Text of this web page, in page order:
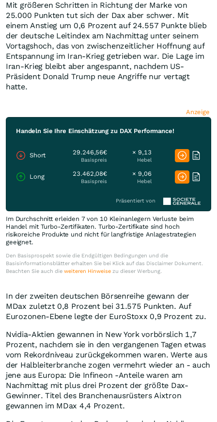
Mit größeren Schritten in Richtung der Marke von
25.000 Punkten tut sich der Dax aber schwer. Mit
einem Anstieg um 0,6 Prozent auf 24.557 Punkte blieb
der deutsche Leitindex am Nachmittag unter seinem
Vortagshoch, das von zwischenzeitlicher Hoffnung auf
Entspannung im Iran-Krieg getrieben war. Die Lage im
Iran-Krieg bleibt aber angespannt, nachdem US-
Präsident Donald Trump neue Angriffe nur vertagt
hatte.
Anzeige
Handeln Sie Ihre Einschätzung zu DAX Performance!
Short 29.246,56€
Basispreis
× 9,13
Hebel
Long 23.462,08€
Basispreis
× 9,06
Hebel
Präsentiert von
Im Durchschnitt erleiden 7 von 10 Kleinanlegern Verluste beim
Handel mit Turbo-Zertifikaten. Turbo-Zertifikate sind hoch
risikoreiche Produkte und nicht für langfristige Anlagestrategien
geeignet.
Den Basisprospekt sowie die Endgültigen Bedingungen und die
Basisinformationsblätter erhalten Sie bei Klick auf das Disclaimer Dokument.
Beachten Sie auch die weiteren Hinweise zu dieser Werbung.
In der zweiten deutschen Börsenreihe gewann der
MDax zuletzt 0,8 Prozent bei 31.575 Punkten. Auf
Eurozonen-Ebene legte der EuroStoxx 0,9 Prozent zu.
Nvidia-Aktien gewannen in New York vorbörslich 1,7
Prozent, nachdem sie in den vergangenen Tagen etwas
vom Rekordniveau zurückgekommen waren. Werte aus
der Halbleiterbranche zogen vermehrt wieder an - auch
jene aus Europa: Die Infineon -Anteile waren am
Nachmittag mit plus drei Prozent der größte Dax-
Gewinner. Titel des Branchenausrüsters Aixtron
gewannen im MDax 4,4 Prozent.